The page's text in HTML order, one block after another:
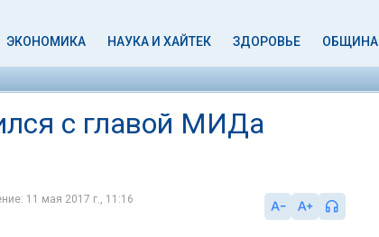
ЭКОНОМИКА НАУКА И ХАЙТЕК ЗДОРОВЬЕ ОБЩИНА
с главой МИДа
11 мая 2017 г., 11:16